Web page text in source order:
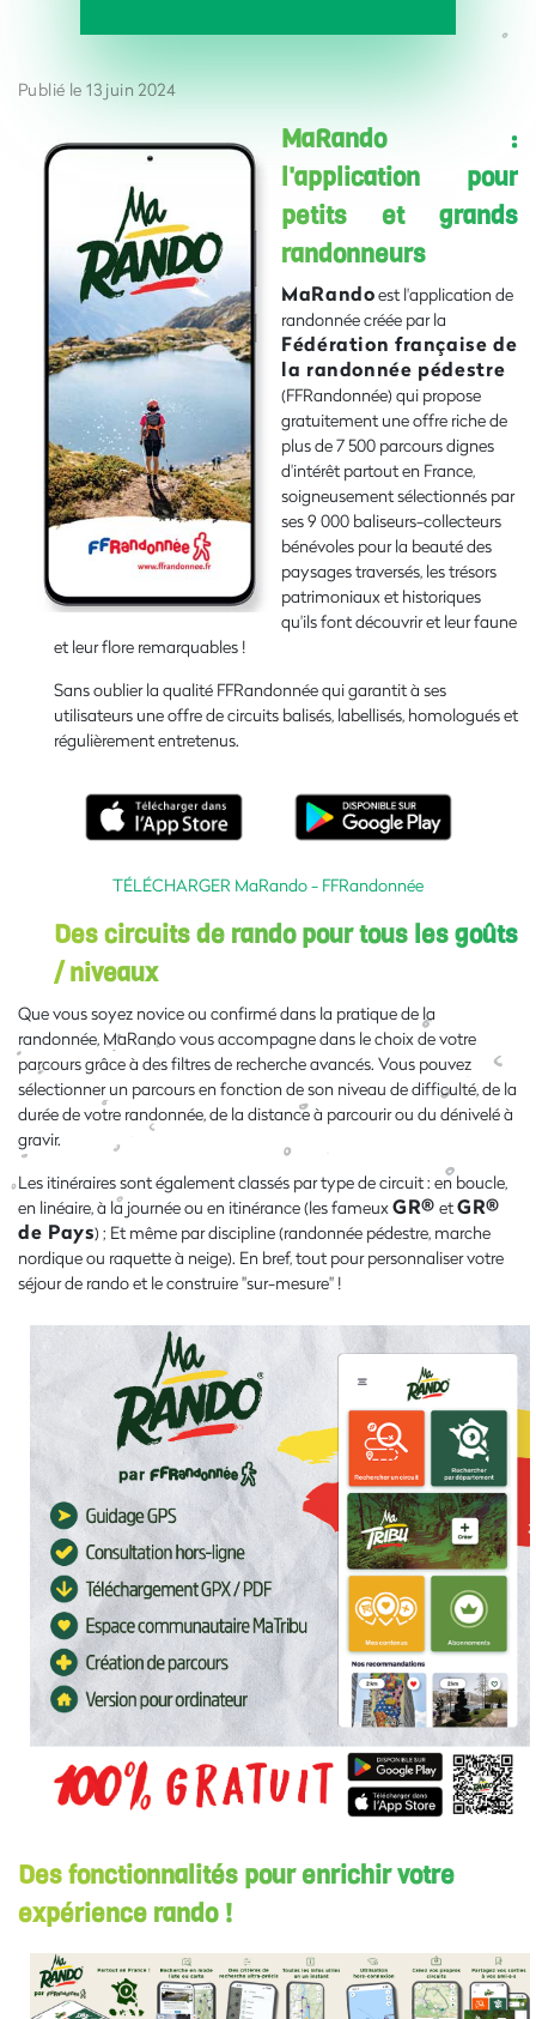
Publié le 13 juin 2024
MaRando :
l'application pour
petits et grands
randonneurs
MaRandoest l'application de
randonnée créée par la
Fédération française de
la randonnée pédestre
(FFRandonnée) qui propose
gratuitement une offre riche de
plus de 7 500 parcours dignes
d'intérêt partout en France,
soigneusement sélectionnés par
ses 9 000 baliseurs-collecteurs
bénévoles pour la beauté des
paysages traversés, les trésors
patrimoniaux et historiques
qu'ils font découvrir et leur faune
et leur flore remarquables !
Sans oublier la qualité FFRandonnée qui garantit à ses
utilisateurs une offre de circuits balisés, labellisés, homologués et
régulièrement entretenus.
TÉLÉCHARGER MaRando - FFRandonnée
Des circuits de rando pour tous les goûts
/ niveaux
Que vous soyez novice ou confirmé dans la pratique de la
randonnée, MaRando vous accompagne dans le choix de votre
parcours grâce à des filtres de recherche avancés. Vous pouvez
sélectionner un parcours en fonction de son niveau de difficulté, de la
durée de votre randonnée, de la distance à parcourir ou du dénivelé à
gravir.
Les itinéraires sont également classés par type de circuit : en boucle,
en linéaire, à la journée ou en itinérance (les fameuxGR® etGR®
de Pays) ; Et même par discipline (randonnée pédestre, marche
nordique ou raquette à neige). En bref, tout pour personnaliser votre
séjour de rando et le construire "sur-mesure" !
Des fonctionnalités pour enrichir votre
expérience rando !